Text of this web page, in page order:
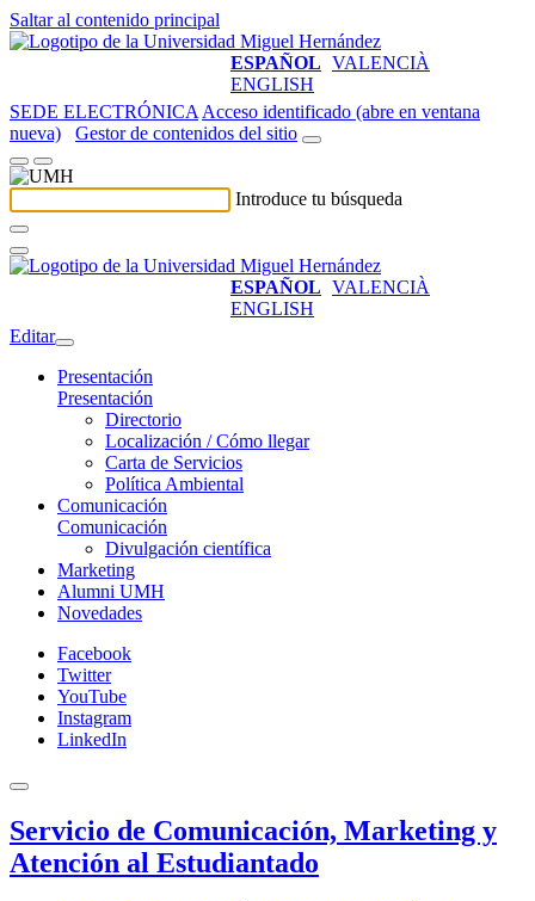
Saltar al contenido principal
ESPAÑOL VALENCIÀ
ENGLISH
SEDE ELECTRÓNICA Acceso identificado (abre en ventana
nueva)
Gestor de contenidos del sitio
Introduce tu búsqueda
ESPAÑOL VALENCIÀ
ENGLISH
Editar
Presentación
Presentación
Directorio
Localización / Cómo llegar
Carta de Servicios
Política Ambiental
Comunicación
Comunicación
Divulgación científica
Marketing
Alumni UMH
Novedades
Facebook
Twitter
YouTube
Instagram
LinkedIn
Servicio de Comunicación, Marketing y
Atención al Estudiantado